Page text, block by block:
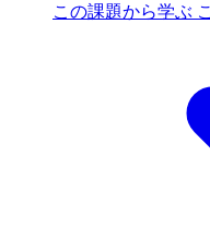
この課題から学ぶ